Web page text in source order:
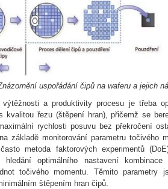
uspořádání čipů na waferu a jejich
výtěžnosti a produktivity procesu je třeba
kvalitou řezu (štěpení hran), přičemž se
rychlosti posuvu bez překročení
základě monitorování parametru točivého
metoda faktorových experimentů
hledání optimálního nastavení
točivého momentu. Těmito parametry
štěpením hran čipů.